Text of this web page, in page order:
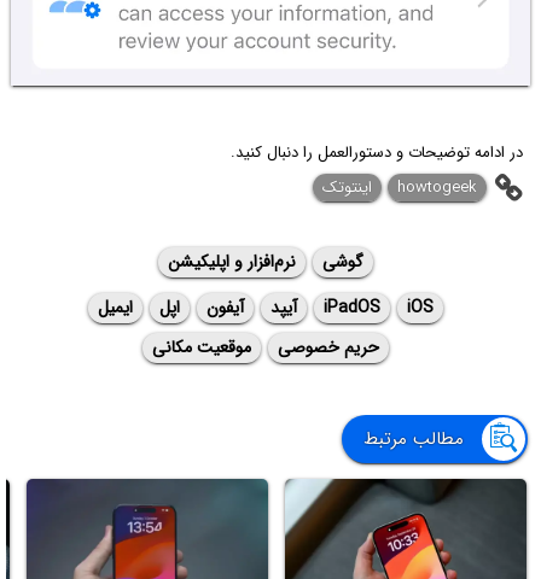
در ادامه توضیحات و دستور‌العمل را دنبال کنید.
howtogeek
اینتوتک
گوشی
نرم‌افزار و اپلیکیشن
iOS
iPadOS آیپد آیفون اپل
ایمیل
حریم خصوصی
موقعیت مکانی
مطالب مرتبط